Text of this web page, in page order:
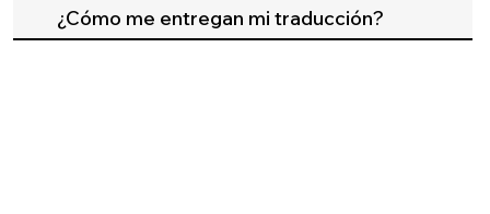
¿Cómo me entregan mi traducción?